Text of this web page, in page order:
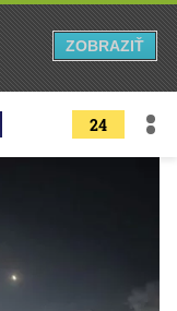
24
ZOBRAZIŤ